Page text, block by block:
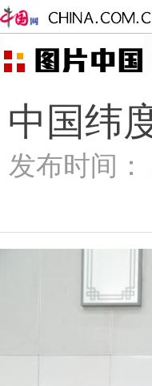
中国纬
发布时间：